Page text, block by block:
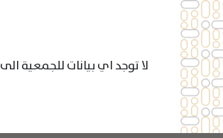
تخطي
إلى
المحتوى
لا توجد اي بيانات للجمعية الى